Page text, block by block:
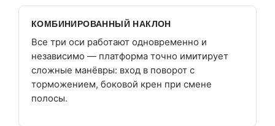
КОМБИНИРОВАННЫЙ НАКЛОН
Все три оси работают одновременно и
независимо — платформа точно имитирует
сложные манёвры: вход в поворот с
торможением, боковой крен при смене
полосы.